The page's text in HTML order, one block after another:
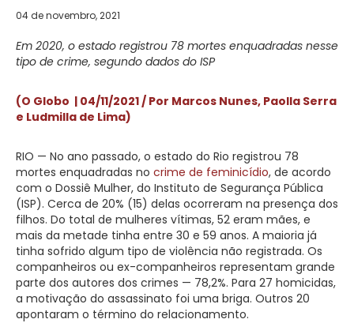
04 de novembro, 2021
Em 2020, o estado registrou 78 mortes enquadradas nesse
tipo de crime, segundo dados do ISP
(O Globo | 04/11/2021 / Por Marcos Nunes, Paolla Serra
e Ludmilla de Lima)
RIO — No ano passado, o estado do Rio registrou 78
mortes enquadradas no crime de feminicídio, de acordo
com o Dossiê Mulher, do Instituto de Segurança Pública
(ISP). Cerca de 20% (15) delas ocorreram na presença dos
filhos. Do total de mulheres vítimas, 52 eram mães, e
mais da metade tinha entre 30 e 59 anos. A maioria já
tinha sofrido algum tipo de violência não registrada. Os
companheiros ou ex-companheiros representam grande
parte dos autores dos crimes — 78,2%. Para 27 homicidas,
a motivação do assassinato foi uma briga. Outros 20
apontaram o término do relacionamento.